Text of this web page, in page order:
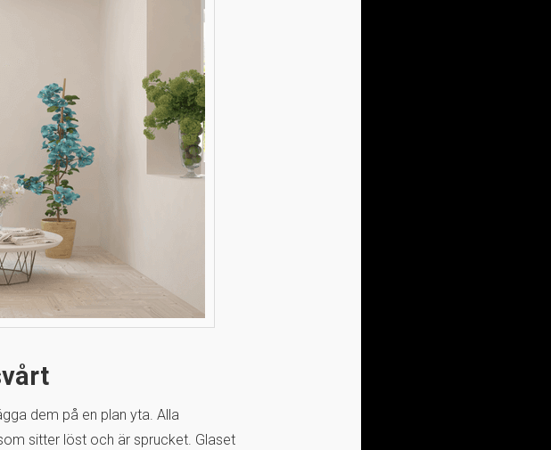
dem på en plan yta. Alla
sitter löst och är sprucket. Glaset